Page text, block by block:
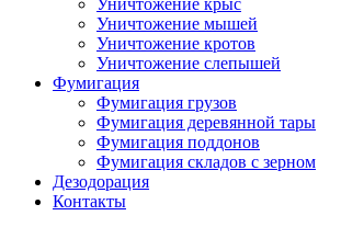
Уничтожение мышей
Уничтожение кротов
Уничтожение слепышей
Фумигация
Фумигация грузов
Фумигация деревянной тары
Фумигация поддонов
Фумигация складов с зерном
Дезодорация
Контакты